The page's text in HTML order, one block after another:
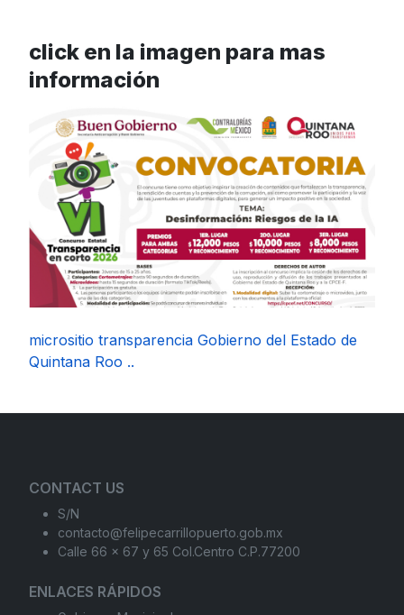
click en la imagen para mas
información
micrositio transparencia Gobierno del Estado de
Quintana Roo ..
CONTACT US
S/N
contacto@felipecarrillopuerto.gob.mx
Calle 66 x 67 y 65 Col.Centro C.P.77200
ENLACES RÁPIDOS